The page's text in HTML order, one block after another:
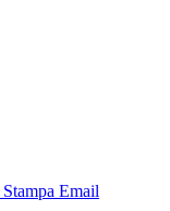
Stampa Email